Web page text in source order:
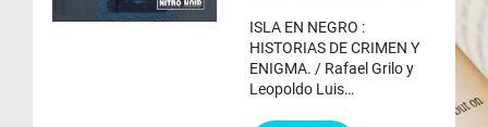
era:
$ 20.50.
es:
$ 17.85.
ISLA EN NEGRO :
HISTORIAS DE CRIMEN Y
ENIGMA. / Rafael Grilo y
Leopoldo Luis…